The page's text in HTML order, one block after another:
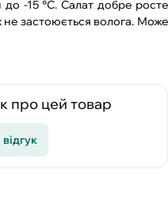
-15 °С. Салат добре росте
не застоюється волога. Може
про цей товар